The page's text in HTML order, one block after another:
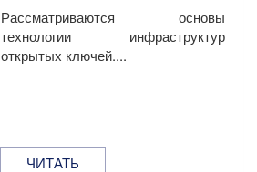
Рассматриваются основы
технологии инфраструктур
открытых ключей....
ЧИТАТЬ